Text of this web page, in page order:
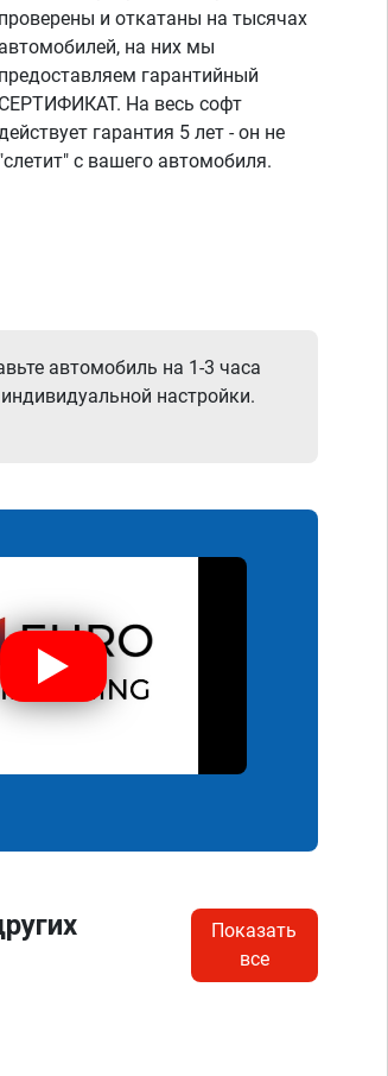
проверены и откатаны на тысячах
автомобилей, на них мы
предоставляем гарантийный
СЕРТИФИКАТ. На весь софт
гарантия 5 лет - он не
"слетит" с вашего автомобиля.
автомобиль на 1-3 часа
настройки.
Показать
все